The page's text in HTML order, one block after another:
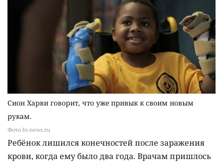
Фото hi-news.ru
Сион Харви говорит, что уже привык к своим новым
рукам.
Ребёнок лишился конечностей после заражения
крови, когда ему было два года. Врачам пришлось